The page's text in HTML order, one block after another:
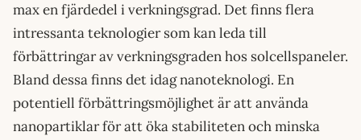
max en fjärdedel i verkningsgrad. Det finns flera
intressanta teknologier som kan leda till
förbättringar av verkningsgraden hos solcellspaneler.
Bland dessa finns det idag nanoteknologi. En
potentiell förbättringsmöjlighet är att använda
nanopartiklar för att öka stabiliteten och minska